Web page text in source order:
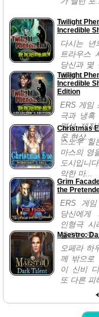
Twilight
Incredible
다시는 년
트라우스
당신과 몇
동생, ...
Twilight
Incredible
Edition
ERS 게임
극과 냉혹
명성 제작
운 현상...
Christmas
스노우 힐
마스의 영
도시입니
악한 마...
Grim
the
ERS 게임
당신에게
인형극 시
출하는 또
Maestro:
오페라 하
께 밖으로
이 신비
또 다른 피